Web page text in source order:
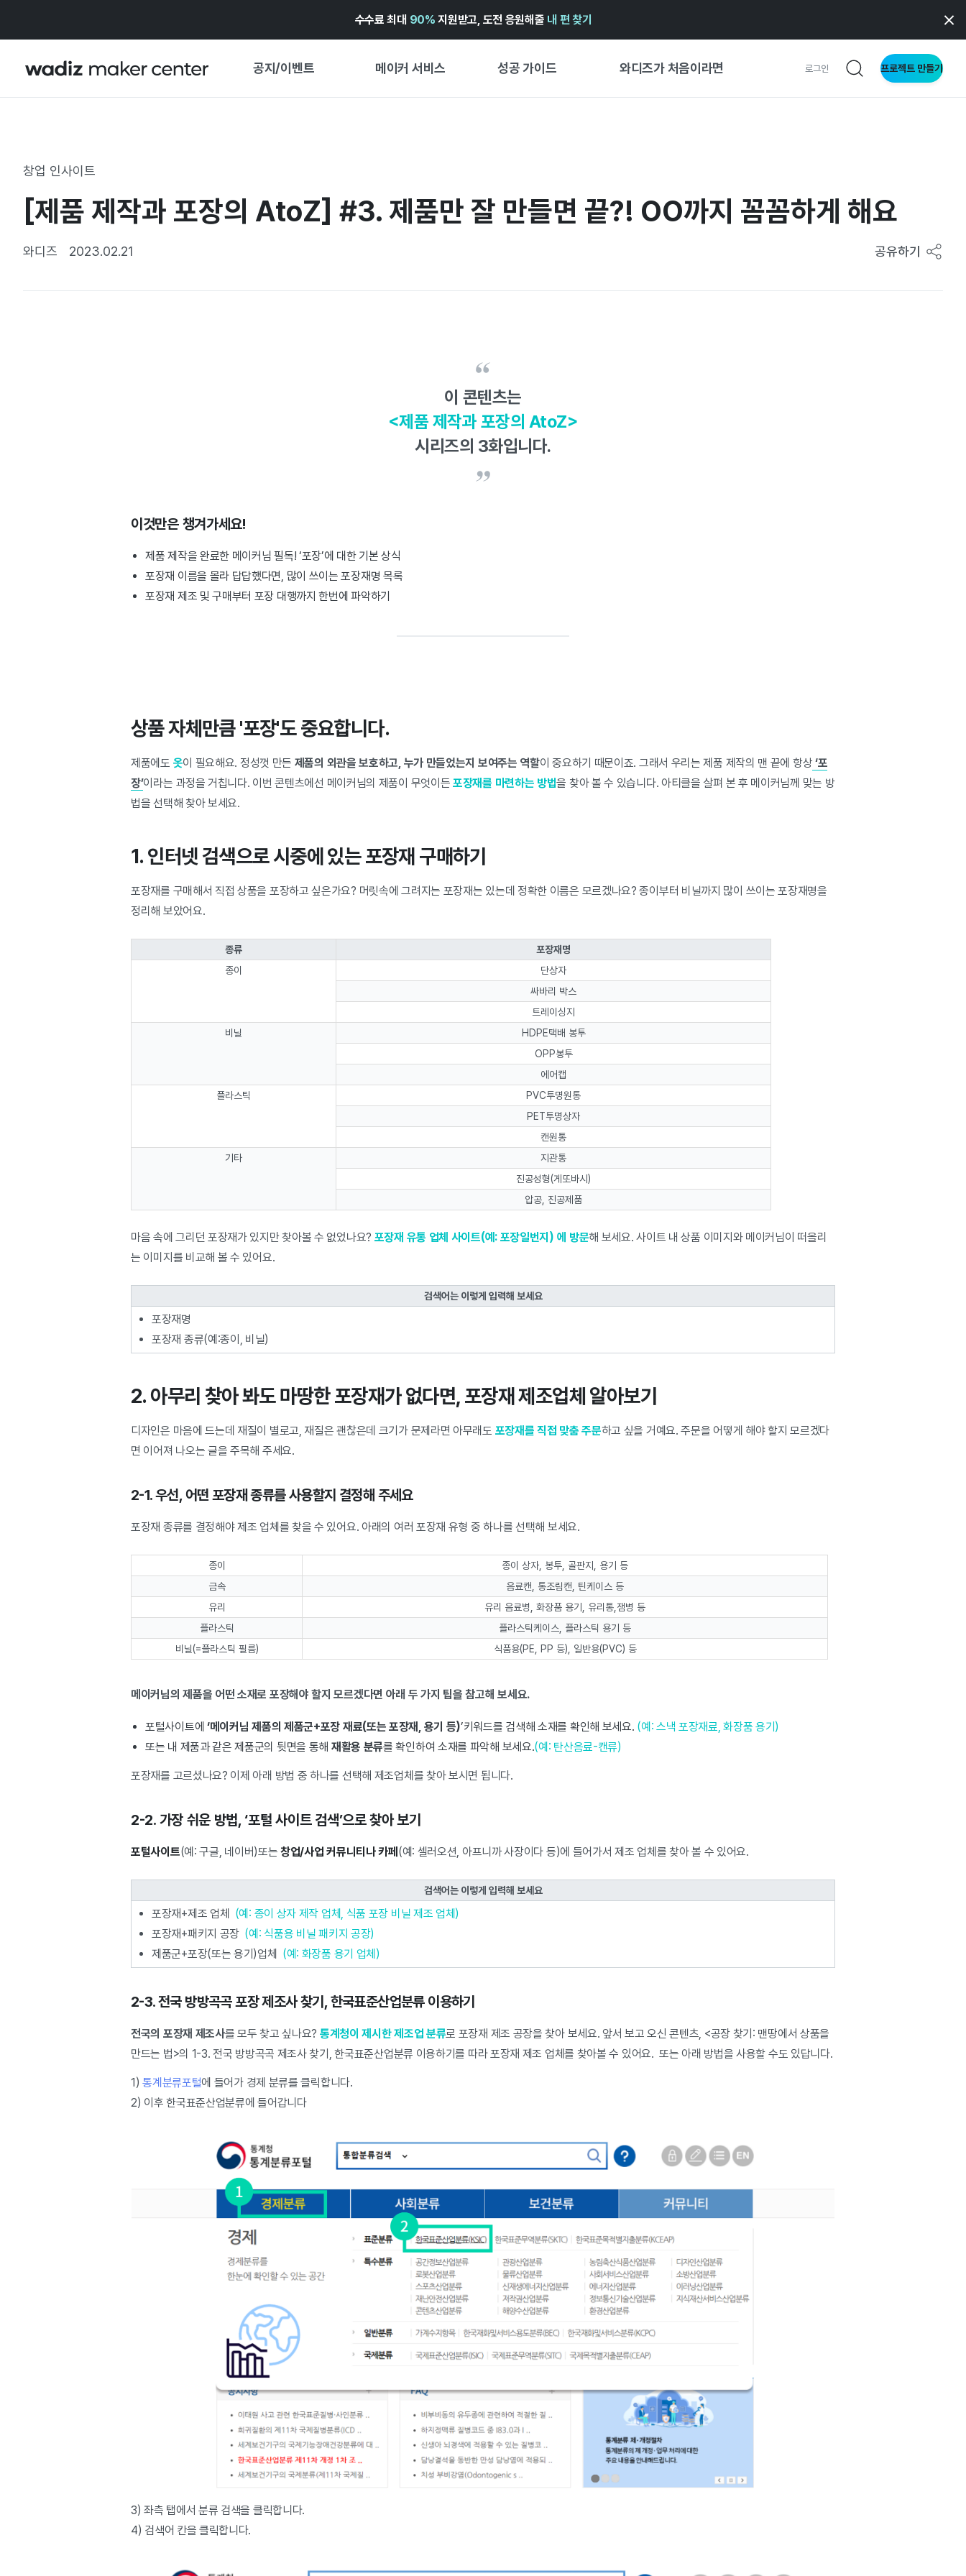
수수료 최대 90% 지원받고, 도전 응원해줄 내 편 찾기
공지/이벤트 메이커 서비스 성공 가이드 와디즈가 처음이라면 로그인 프로젝트 만들기
기획전 캘린더
와디즈 어워즈 ↗︎
성공 스토리
창작형
비즈니스형
창업 인사이트
[제품 제작과 포장의 AtoZ] #3. 제품만 잘 만들면 끝?! OO까지 꼼꼼하게 해요
와디즈 2023.02.21 공유하기
이 콘텐츠는
<제품 제작과 포장의 AtoZ>
시리즈의 3화입니다.
이것만은 챙겨가세요!
제품 제작을 완료한 메이커님 필독! ‘포장’에 대한 기본 상식
포장재 이름을 몰라 답답했다면, 많이 쓰이는 포장재명 목록
포장재 제조 및 구매부터 포장 대행까지 한번에 파악하기
상품 자체만큼 '포장'도 중요합니다.
제품에도 옷이 필요해요. 정성껏 만든 제품의 외관을 보호하고, 누가 만들었는지 보여주는 역할이 중요하기 때문이죠. 그래서 우리는 제품 제작의 맨 끝에 항상 ‘포
장’이라는 과정을 거칩니다. 이번 콘텐츠에선 메이커님의 제품이 무엇이든포장재를 마련하는 방법을 찾아 볼 수 있습니다. 아티클을 살펴 본 후 메이커님께 맞는 방
법을 선택해 찾아 보세요.
1. 인터넷 검색으로 시중에 있는 포장재 구매하기
포장재를 구매해서 직접 상품을 포장하고 싶은가요? 머릿속에 그려지는 포장재는 있는데 정확한 이름은 모르겠나요? 종이부터 비닐까지 많이 쓰이는 포장재명을
정리해 보았어요.
종류
포장재명
종이
단상자
싸바리 박스
트레이싱지
비닐
HDPE택배 봉투
OPP봉투
에어캡
플라스틱
PVC투명원통
PET투명상자
캔원통
기타
지관통
진공성형(게또바시)
압공, 진공제품
마음 속에 그리던 포장재가 있지만 찾아볼 수 없었나요? 포장재 유통 업체 사이트(예: 포장일번지) 에 방문해 보세요. 사이트 내 상품 이미지와 메이커님이 떠올리
는 이미지를 비교해 볼 수 있어요.
검색어는 이렇게 입력해 보세요
포장재명
포장재 종류(예:종이, 비닐)
2. 아무리 찾아 봐도 마땅한 포장재가 없다면, 포장재 제조업체 알아보기
디자인은 마음에 드는데 재질이 별로고, 재질은 괜찮은데 크기가 문제라면 아무래도 포장재를 직접 맞춤 주문하고 싶을 거예요. 주문을 어떻게 해야 할지 모르겠다
면 이어져 나오는 글을 주목해 주세요.
2-1. 우선, 어떤 포장재 종류를 사용할지 결정해 주세요
포장재 종류를 결정해야 제조 업체를 찾을 수 있어요. 아래의 여러 포장재 유형 중 하나를 선택해 보세요.
종이
종이 상자, 봉투, 골판지, 용기 등
금속
음료캔, 통조림캔, 틴케이스 등
유리
유리 음료병, 화장품 용기, 유리통,잼병 등
플라스틱
플라스틱케이스, 플라스틱 용기 등
비닐(=플라스틱 필름)
식품용(PE, PP 등), 일반용(PVC) 등
메이커님의 제품을 어떤 소재로 포장해야 할지 모르겠다면 아래 두 가지 팁을 참고해 보세요.
포털사이트에 ‘메이커님 제품의 제품군+포장 재료(또는 포장재, 용기 등)’키워드를 검색해 소재를 확인해 보세요. (예: 스낵 포장재료, 화장품 용기)
또는 내 제품과 같은 제품군의 뒷면을 통해 재활용 분류를 확인하여 소재를 파악해 보세요.(예: 탄산음료-캔류)
포장재를 고르셨나요? 이제 아래 방법 중 하나를 선택해 제조업체를 찾아 보시면 됩니다.
2-2. 가장 쉬운 방법, ‘포털 사이트 검색’으로 찾아 보기
포털사이트(예: 구글, 네이버)또는 창업/사업 커뮤니티나 카페 (예: 셀러오션, 아프니까 사장이다 등)에 들어가서 제조 업체를 찾아 볼 수 있어요.
검색어는 이렇게 입력해 보세요
포장재+제조 업체 (예: 종이 상자 제작 업체, 식품 포장 비닐 제조 업체)
포장재+패키지 공장 (예: 식품용 비닐 패키지 공장)
제품군+포장(또는 용기)업체
(예: 화장품 용기 업체)
2-3. 전국 방방곡곡 포장 제조사 찾기, 한국표준산업분류 이용하기
전국의 포장재 제조사를 모두 찾고 싶나요? 통계청이 제시한 제조업 분류로 포장재 제조 공장을 찾아 보세요. 앞서 보고 오신 콘텐츠, <공장 찾기: 맨땅에서 상품을
만드는 법>의 1-3. 전국 방방곡곡 제조사 찾기, 한국표준산업분류 이용하기를 따라 포장재 제조 업체를 찾아볼 수 있어요. 또는 아래 방법을 사용할 수도 있답니다.
1)통계분류포털에 들어가 경제 분류를 클릭합니다.
2) 이후 한국표준산업분류에 들어갑니다
3) 좌측 탭에서 분류 검색을 클릭합니다.
4) 검색어 칸을 클릭합니다.